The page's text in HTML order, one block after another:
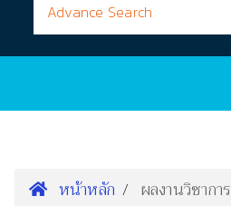
Advance Search
หน้าหลัก ผลงานวิชาการ